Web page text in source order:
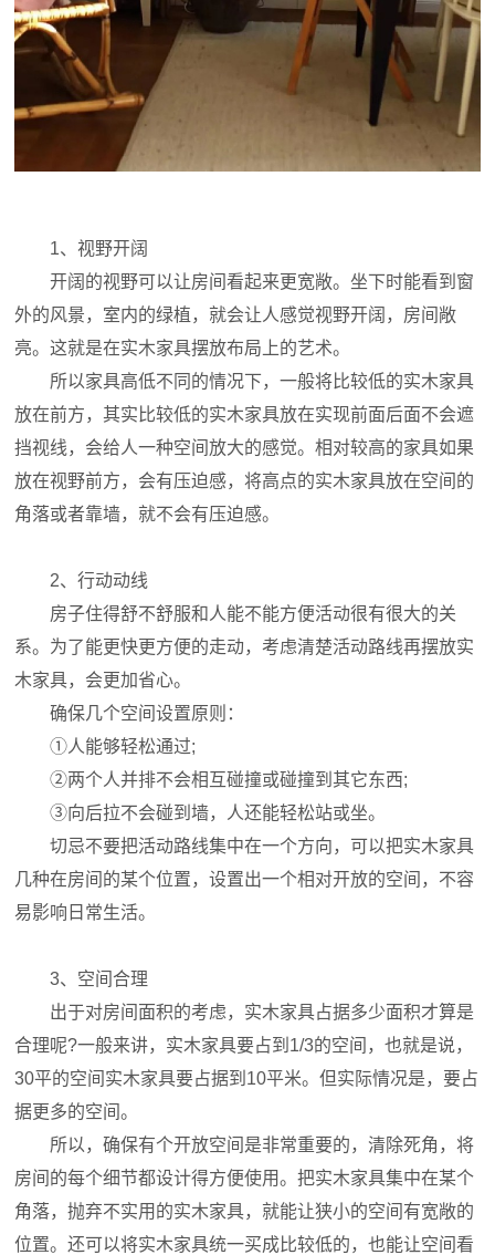
1、视野开阔
开阔的视野可以让房间看起来更宽敞。坐下时能看到窗
外的风景，室内的绿植，就会让人感觉视野开阔，房间敞
亮。这就是在实木家具摆放布局上的艺术。
所以家具高低不同的情况下，一般将比较低的实木家具
放在前方，其实比较低的实木家具放在实现前面后面不会遮
挡视线，会给人一种空间放大的感觉。相对较高的家具如果
放在视野前方，会有压迫感，将高点的实木家具放在空间的
角落或者靠墙，就不会有压迫感。
2、行动动线
房子住得舒不舒服和人能不能方便活动很有很大的关
系。为了能更快更方便的走动，考虑清楚活动路线再摆放实
木家具，会更加省心。
确保几个空间设置原则：
①人能够轻松通过;
②两个人并排不会相互碰撞或碰撞到其它东西;
③向后拉不会碰到墙，人还能轻松站或坐。
切忌不要把活动路线集中在一个方向，可以把实木家具
几种在房间的某个位置，设置出一个相对开放的空间，不容
易影响日常生活。
3、空间合理
出于对房间面积的考虑，实木家具占据多少面积才算是
合理呢?一般来讲，实木家具要占到1/3的空间，也就是说，
30平的空间实木家具要占据到10平米。但实际情况是，要占
据更多的空间。
所以，确保有个开放空间是非常重要的，清除死角，将
房间的每个细节都设计得方便使用。把实木家具集中在某个
角落，抛弃不实用的实木家具，就能让狭小的空间有宽敞的
位置。还可以将实木家具统一买成比较低的，也能让空间看